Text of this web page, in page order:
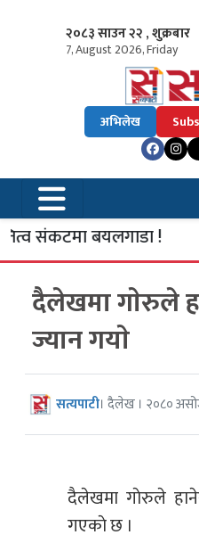
२०८३ साउन २२ , शुक्रबार
7, August 2026, Friday
अभिलेख
संकटमा बयलगाडा !
दैलेखमा गाेरुले
ज्यान गयाे
सत्यपाटी। दैलेख । २०८०
दैलेखमा गाेरुले
गएकाे छ ।